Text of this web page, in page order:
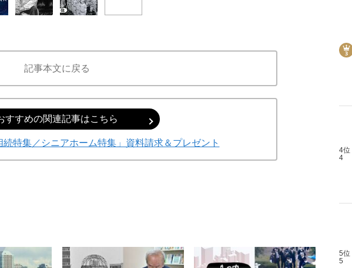
記事本文に戻る
すすめの関連記事はこちら
特集／シニアホーム特集」資料請求＆プレゼント
4位
4
5位
5